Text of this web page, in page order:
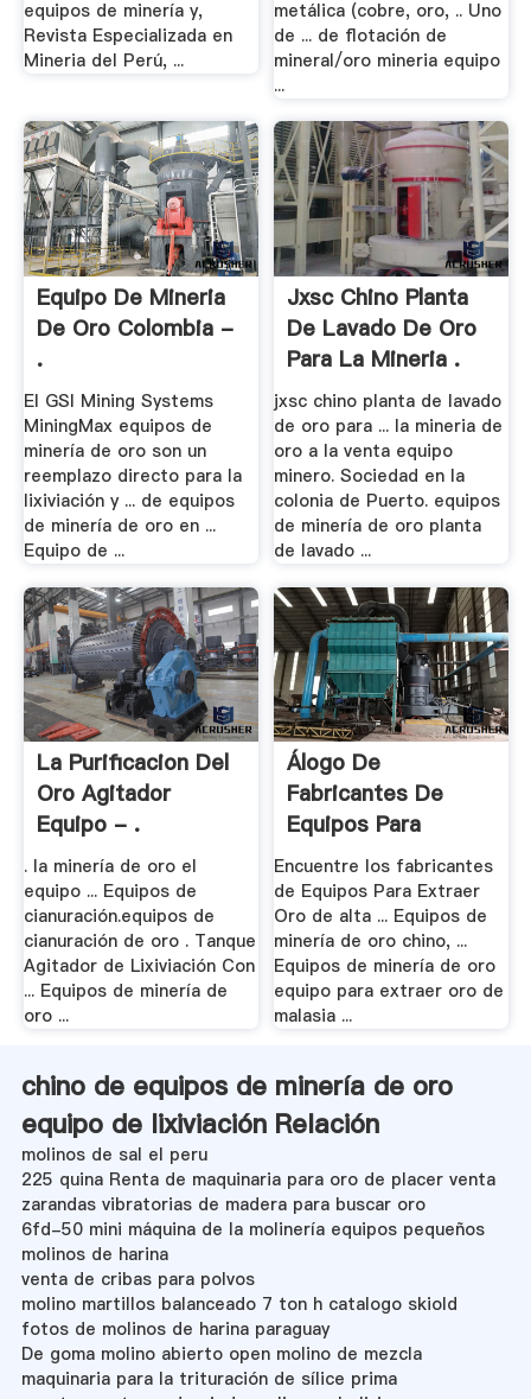
equipos de minería y,
Revista Especializada en
Mineria del Perú, ...
metálica (cobre, oro, .. Uno
de ... de flotación de
mineral/oro mineria equipo
...
Equipo De Mineria
De Oro Colombia -
.
El GSI Mining Systems
MiningMax equipos de
minería de oro son un
reemplazo directo para la
lixiviación y ... de equipos
de minería de oro en ...
Equipo de ...
Jxsc Chino Planta
De Lavado De Oro
Para La Mineria .
jxsc chino planta de lavado
de oro para ... la mineria de
oro a la venta equipo
minero. Sociedad en la
colonia de Puerto. equipos
de minería de oro planta
de lavado ...
La Purificacion Del
Oro Agitador
Equipo - .
. la minería de oro el
equipo ... Equipos de
cianuración.equipos de
cianuración de oro . Tanque
Agitador de Lixiviación Con
... Equipos de minería de
oro ...
Álogo De
Fabricantes De
Equipos Para
Extraer .
Encuentre los fabricantes
de Equipos Para Extraer
Oro de alta ... Equipos de
minería de oro chino, ...
Equipos de minería de oro
equipo para extraer oro de
malasia ...
chino de equipos de minería de oro
equipo de lixiviación Relación
molinos de sal el peru
225 quina Renta de maquinaria para oro de placer venta
zarandas vibratorias de madera para buscar oro
6fd-50 mini máquina de la molinería equipos pequeños
molinos de harina
venta de cribas para polvos
molino martillos balanceado 7 ton h catalogo skiold
fotos de molinos de harina paraguay
De goma molino abierto open molino de mezcla
maquinaria para la trituración de sílice prima